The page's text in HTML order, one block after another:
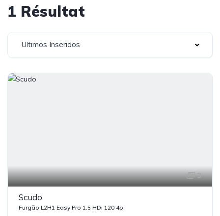
1 Résultat
Ultimos Inseridos
3
Scudo
Furgão L2H1 Easy Pro 1.5 HDi 120 4p